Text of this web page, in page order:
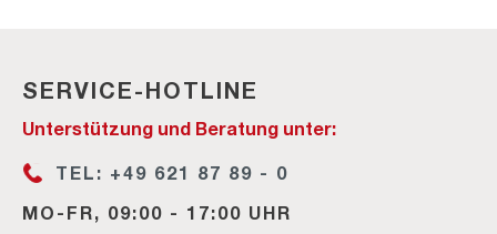
SERVICE-HOTLINE
Unterstützung und Beratung unter:
TEL: +49 621 87 89 - 0
MO-FR, 09:00 - 17:00 UHR